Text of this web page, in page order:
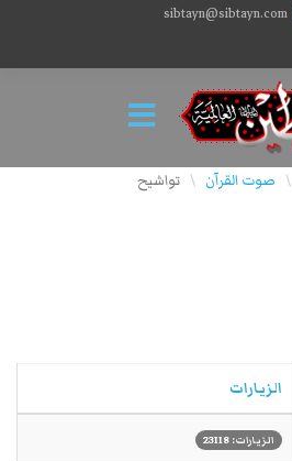
sibtayn@sibtayn.com
\ صوت القرآن \ تواشيح
الزيارات
الزيارات: 23118